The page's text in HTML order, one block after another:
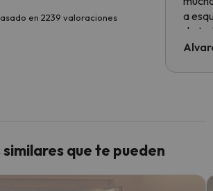
en 2239 valoraciones
a
de
al
culpa
que te pueden